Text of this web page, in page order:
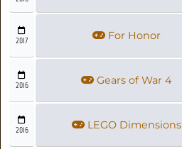
2017 For Honor
2016 Gears of War 4
2016 LEGO Dimensions